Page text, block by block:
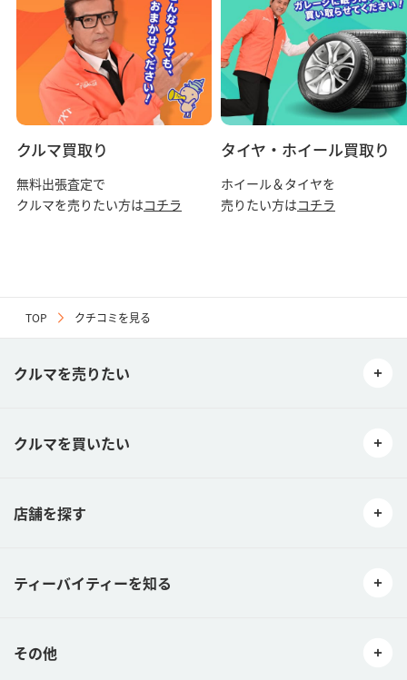
01当社は、クチコミの内容に関して、その正確性・合法性・完全
性・有用性などいかなる保証も致しません。
02当社は、ご利用者が本サービスを利用するにあたって生じた損害
（クチコミの内容、リンク設定された外部ウェブサイトによって生
じた損害、コンピュータウィルス感染被害による損害も含むが、こ
れらに限られません。）に対する賠償請求に応じません。
03当社はご利用者同士のトラブル等に関し、一切の補償及び関与を
致しません。
第５条（禁止事項）
次の各号に該当する行為またそのおそれのある行為は禁止します。
たはそのおそれのある行為。
05犯罪行為、公序良俗に反する行為、その他法令に違反する行為、
の政治および宗教に関する行為。
07性的嫌悪感を催す行為。
09営利目的いかんを問わず宣伝行為。
10著作権、著作人格権、商標権等の知的財産権、プライバシー権
12コンピュータウィルス等の有害なプログラムを送信、提供、また
ご利用者が前項に該当する行為またそのおそれのある行為を行った
クルマ買取り
無料出張査定で
クルマを売りたい方はコチラ
タイヤ・ホイール買取り
ホイール＆タイヤを
売りたい方はコチラ
TOP クチコミを見る
クルマを売りたい
クルマを買いたい
店舗を探す
ティーバイティーを知る
その他